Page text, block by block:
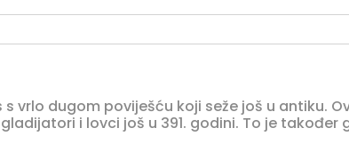
s vrlo dugom poviješću koji seže još u antiku.
i lovci još u 391. godini. To je također